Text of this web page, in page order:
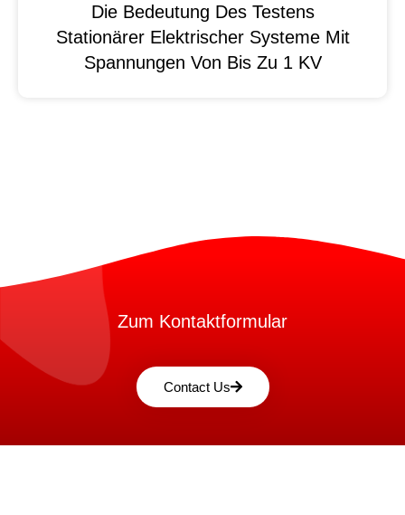
Die Bedeutung Des Testens
Stationärer Elektrischer Systeme Mit
Spannungen Von Bis Zu 1 KV
Zum Kontaktformular
Contact Us